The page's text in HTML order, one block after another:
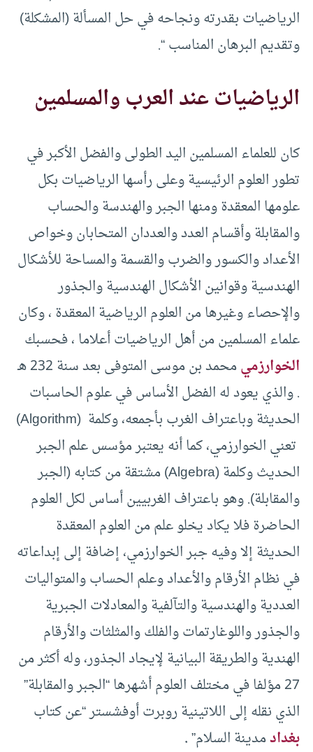
الرياضيات بقدرته ونجاحه في حل المسألة (المشكلة)
وتقديم البرهان المناسب “.
الرياضيات عند العرب والمسلمين
كان للعلماء المسلمين اليد الطولى والفضل الأكبر في
تطور العلوم الرئيسية وعلى رأسها الرياضيات بكل
علومها المعقدة ومنها الجبر والهندسة والحساب
والمقابلة وأقسام العدد والعددان المتحابان وخواص
الأعداد والكسور والضرب والقسمة والمساحة للأشكال
الهندسية وقوانين الأشكال الهندسية والجذور
والإحصاء وغيرها من العلوم الرياضية المعقدة ، وكان
علماء المسلمين من أهل الرياضيات أعلاما ، فحسبك
الخوارزمي
محمد بن موسى المتوفى بعد سنة 232 هـ
. والذي يعود له الفضل الأساس في علوم الحاسبات
الحديثة وباعتراف الغرب بأجمعه، وكلمة (Algorithm)
تعني الخوارزمي، كما أنه يعتبر مؤسس علم الجبر
الحديث وكلمة (Algebra) مشتقة من كتابه (الجبر
والمقابلة). وهو باعتراف الغربيين أساس لكل العلوم
الحاضرة فلا يكاد يخلو علم من العلوم المعقدة
الحديثة إلا وفيه جبر الخوارزمي، إضافة إلى إبداعاته
في نظام الأرقام والأعداد وعلم الحساب والمتواليات
العددية والهندسية والتآلفية والمعادلات الجبرية
والجذور واللوغارتمات والفلك والمثلثات والأرقام
الهندية والطريقة البيانية لإيجاد الجذور، وله أكثر من
27 مؤلفا في مختلف العلوم أشهرها “الجبر والمقابلة”
الذي نقله إلى اللاتينية روبرت أوفشستر “عن كتاب
بغدادمدينة السلام”.